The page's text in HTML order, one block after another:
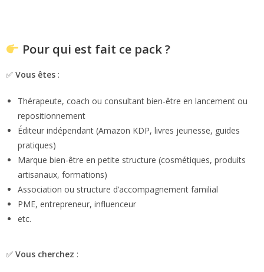
Pour qui est fait ce pack ?
✅ Vous êtes :
Thérapeute, coach ou consultant bien-être en lancement ou
repositionnement
Éditeur indépendant (Amazon KDP, livres jeunesse, guides
pratiques)
Marque bien-être en petite structure (cosmétiques, produits
artisanaux, formations)
Association ou structure d’accompagnement familial
PME, entrepreneur, influenceur
etc.
✅ Vous cherchez :